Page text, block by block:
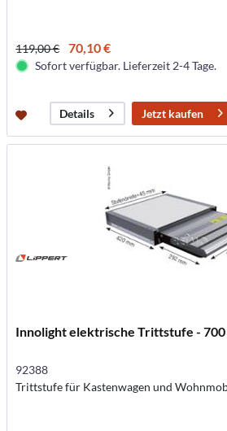
119,00 € 70,10 €
Sofort verfügbar. Lieferzeit 2-4 Tage.
Details Jetzt kaufen
Innolight elektrische Trittstufe - 700
92388
Trittstufe für Kastenwagen und